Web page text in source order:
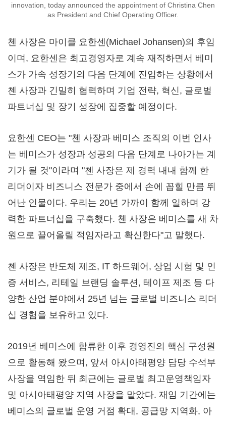
innovation, today announced the appointment of Christina Chen
as President and Chief Operating Officer.
첸 사장은 마이클 요한센(Michael Johansen)의 후임
이며, 요한센은 최고경영자로 계속 재직하면서 베미
스가 가속 성장기의 다음 단계에 진입하는 상황에서
첸 사장과 긴밀히 협력하며 기업 전략, 혁신, 글로벌
파트너십 및 장기 성장에 집중할 예정이다.
요한센 CEO는 "첸 사장과 베미스 조직의 이번 인사
는 베미스가 성장과 성공의 다음 단계로 나아가는 계
기가 될 것"이라며 "첸 사장은 제 경력 내내 함께 한
리더이자 비즈니스 전문가 중에서 손에 꼽힐 만큼 뛰
어난 인물이다. 우리는 20년 가까이 함께 일하며 강
력한 파트너십을 구축했다. 첸 사장은 베미스를 새 차
원으로 끌어올릴 적임자라고 확신한다"고 말했다.
첸 사장은 반도체 제조, IT 하드웨어, 상업 시험 및 인
증 서비스, 리테일 브랜딩 솔루션, 테이프 제조 등 다
양한 산업 분야에서 25년 넘는 글로벌 비즈니스 리더
십 경험을 보유하고 있다.
2019년 베미스에 합류한 이후 경영진의 핵심 구성원
으로 활동해 왔으며, 앞서 아시아태평양 담당 수석부
사장을 역임한 뒤 최근에는 글로벌 최고운영책임자
및 아시아태평양 지역 사장을 맡았다. 재임 기간에는
베미스의 글로벌 운영 거점 확대, 공급망 지역화, 아